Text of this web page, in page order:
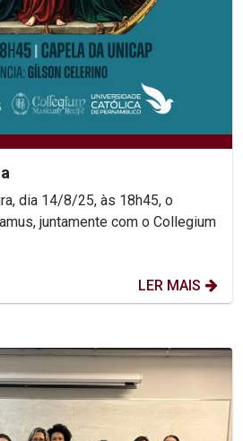
dia 14/8/25, às 18h45, o
juntamente com o Collegium
LER MAIS